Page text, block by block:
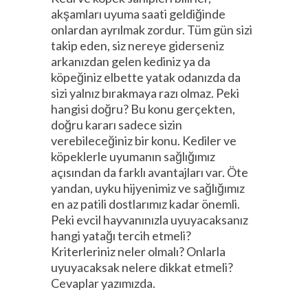
akşamları uyuma saati geldiğinde
onlardan ayrılmak zordur. Tüm gün sizi
takip eden, siz nereye giderseniz
arkanızdan gelen kediniz ya da
köpeğiniz elbette yatak odanızda da
sizi yalnız bırakmaya razı olmaz. Peki
hangisi doğru? Bu konu gerçekten,
doğru kararı sadece sizin
verebileceğiniz bir konu. Kediler ve
köpeklerle uyumanın sağlığımız
açısından da farklı avantajları var. Öte
yandan, uyku hijyenimiz ve sağlığımız
en az patili dostlarımız kadar önemli.
Peki evcil hayvanınızla uyuyacaksanız
hangi yatağı tercih etmeli?
Kriterleriniz neler olmalı? Onlarla
uyuyacaksak nelere dikkat etmeli?
Cevaplar yazımızda.